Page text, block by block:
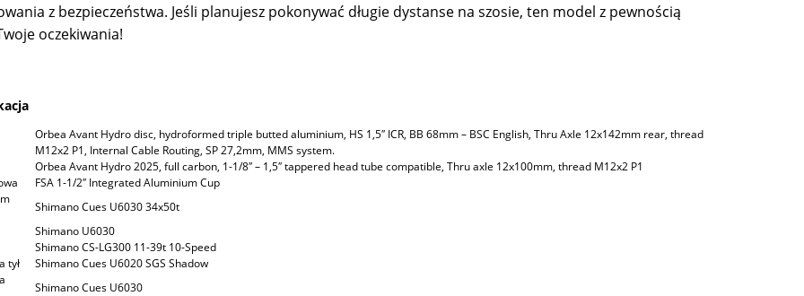
z bezpieczeństwa. Jeśli planujesz pokonywać długie dystanse na szosie, ten model z pewnością
oczekiwania!
Orbea Avant Hydro disc, hydroformed triple butted aluminium, HS 1,5″ ICR, BB 68mm – BSC English, Thru Axle 12x142mm rear, thread
M12x2 P1, Internal Cable Routing, SP 27,2mm, MMS system.
Orbea Avant Hydro 2025, full carbon, 1-1/8″ – 1,5″ tappered head tube compatible, Thru axle 12x100mm, thread M12x2 P1
FSA 1-1/2″ Integrated Aluminium Cup
Shimano Cues U6030 34x50t
Shimano U6030
Shimano CS-LG300 11-39t 10-Speed
tył
Shimano Cues U6020 SGS Shadow
Shimano Cues U6030